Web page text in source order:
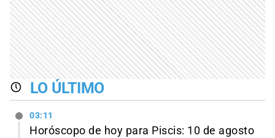
LO ÚLTIMO
03:11
Horóscopo de hoy para Piscis: 10 de agosto